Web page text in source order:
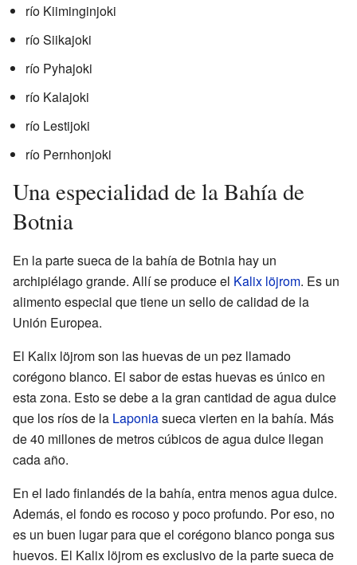
río Kiiminginjoki
río Siikajoki
río Pyhajoki
río Kalajoki
río Lestijoki
río Pernhonjoki
Una especialidad de la Bahía de
Botnia
En la parte sueca de la bahía de Botnia hay un
archipiélago grande. Allí se produce el Kalix löjrom. Es un
alimento especial que tiene un sello de calidad de la
Unión Europea.
El Kalix löjrom son las huevas de un pez llamado
corégono blanco. El sabor de estas huevas es único en
esta zona. Esto se debe a la gran cantidad de agua dulce
que los ríos de la Laponiasueca vierten en la bahía. Más
de 40 millones de metros cúbicos de agua dulce llegan
cada año.
En el lado finlandés de la bahía, entra menos agua dulce.
Además, el fondo es rocoso y poco profundo. Por eso, no
es un buen lugar para que el corégono blanco ponga sus
huevos. El Kalix löjrom es exclusivo de la parte sueca de